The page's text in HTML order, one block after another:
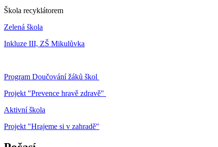
Škola recyklátorem
Zelená škola
Inkluze III, ZŠ Mikulůvka
Program Doučování žáků škol
Projekt "Prevence hravě zdravě"
Aktivní škola
Projekt "Hrajeme si v zahradě"